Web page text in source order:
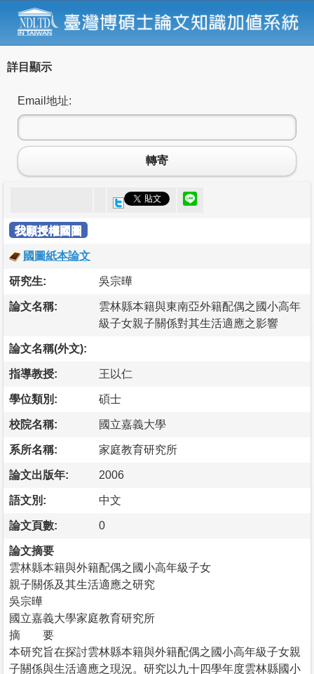
詳目顯示
Email地址:
轉寄
我願授權國圖
國圖紙本論文
研究生: 吳宗曄
論文名稱:
雲林縣本籍與東南亞外籍配偶之國小高年
級子女親子關係對其生活適應之影響
論文名稱(外文):
指導教授: 王以仁
學位類別: 碩士
校院名稱: 國立嘉義大學
系所名稱: 家庭教育研究所
論文出版年: 2006
語文別: 中文
論文頁數: 0
論文摘要
雲林縣本籍與外籍配偶之國小高年級子女
親子關係及其生活適應之研究
吳宗曄
國立嘉義大學家庭教育研究所
摘 要
本研究旨在探討雲林縣本籍與外籍配偶之國小高年級子女親
子關係與生活適應之現況。研究以九十四學年度雲林縣國小